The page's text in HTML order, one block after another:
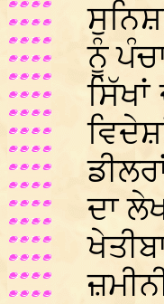
ਨੂੰ
ਦਾ